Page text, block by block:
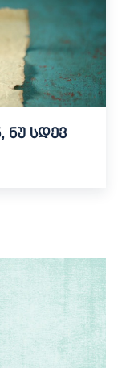
ნუ სდევ